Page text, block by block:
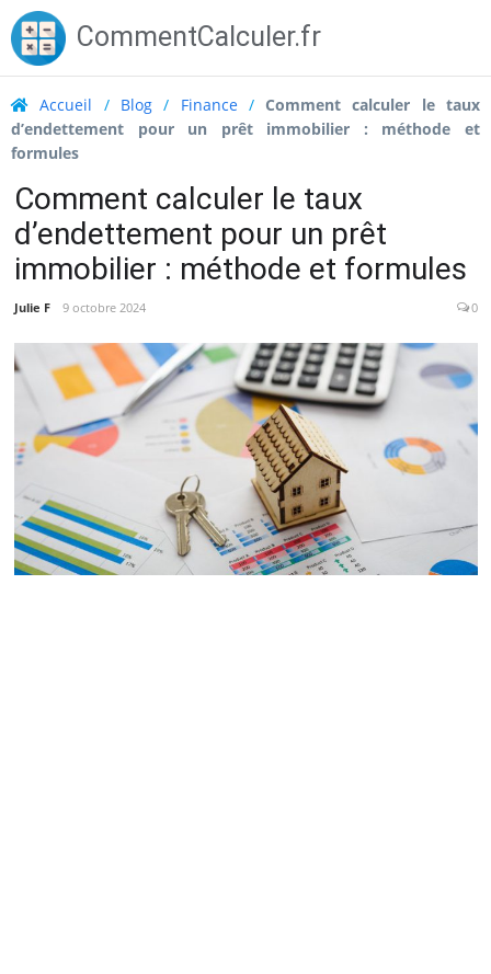
Skip
to
content
CommentCalculer.fr
Accueil / Blog/ Finance/ Comment calculer le taux
d’endettement pour un prêt immobilier : méthode et
formules
Comment calculer le taux
d’endettement pour un prêt
immobilier : méthode et formules
Julie F 9 octobre 2024 0